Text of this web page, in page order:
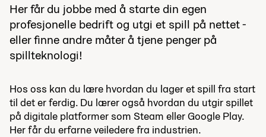
Her får du jobbe med å starte din egen
profesjonelle bedrift og utgi et spill på nettet -
eller finne andre måter å tjene penger på
spillteknologi!
Hos oss kan du lære hvordan du lager et spill fra start
til det er ferdig. Du lærer også hvordan du utgir spillet
på digitale platformer som Steam eller Google Play.
Her får du erfarne veiledere fra industrien.